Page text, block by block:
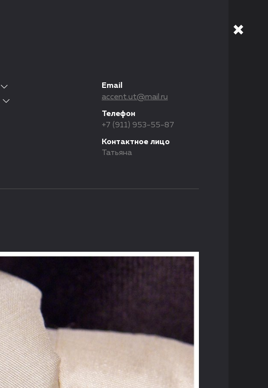
Email
accent.ut@mail.ru
Телефон
+7 (911) 953-55-87
Контактное лицо
Татьяна